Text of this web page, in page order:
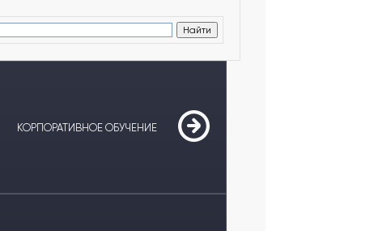
КОРПОРАТИВНОЕ ОБУЧЕНИЕ